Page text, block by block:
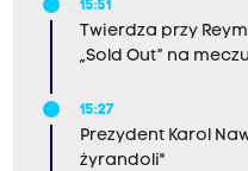
15:51
Twierdza przy
„Sold Out” na
15:27
Prezydent Karol
żyrandoli"